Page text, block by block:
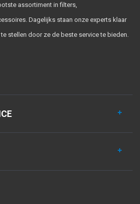
assortiment in filters,
Dagelijks staan onze experts klaar
stellen door ze de beste service te bieden.